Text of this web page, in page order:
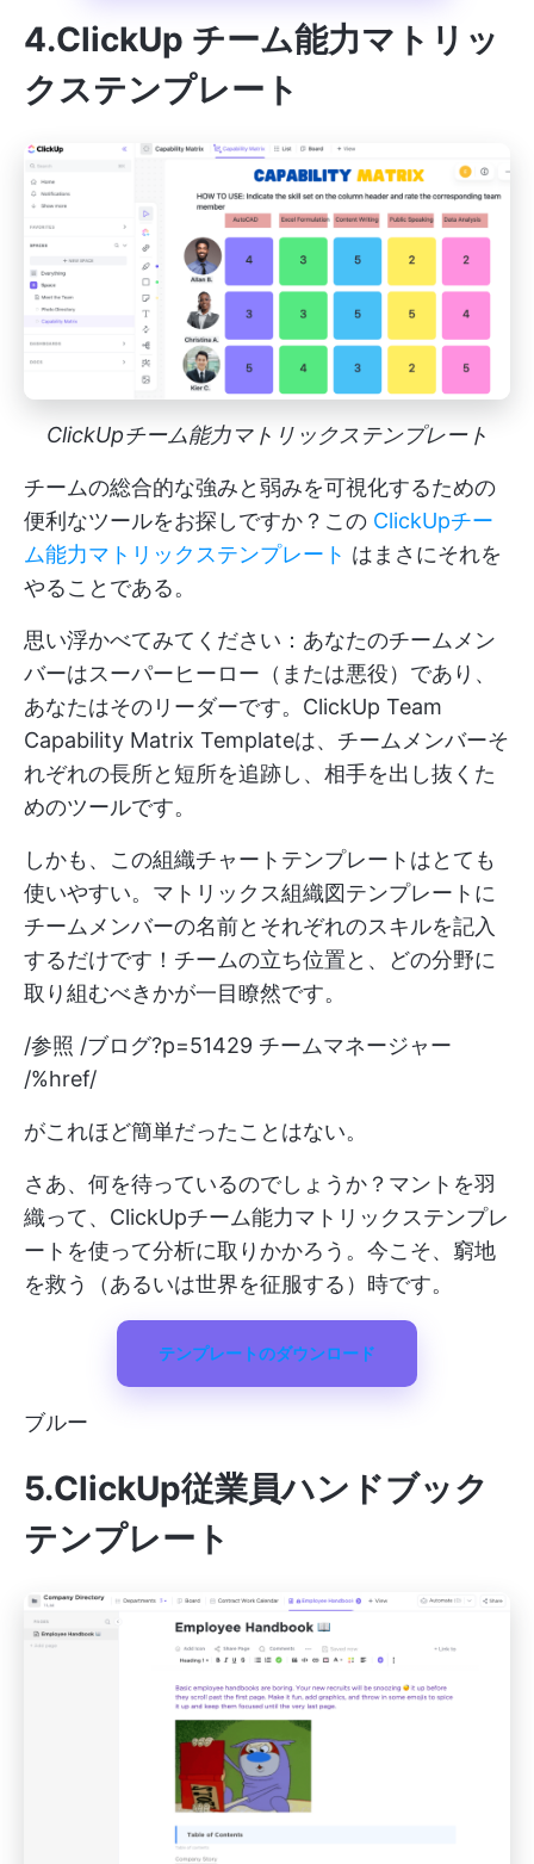
4.ClickUp チーム能力マトリッ
クステンプレート
ClickUpチーム能力マトリックステンプレート
チームの総合的な強みと弱みを可視化するための
便利なツールをお探しですか？この ClickUpチー
ム能力マトリックステンプレート はまさにそれを
やることである。
思い浮かべてみてください：あなたのチームメン
バーはスーパーヒーロー（または悪役）であり、
あなたはそのリーダーです。ClickUp Team
Capability Matrix Templateは、チームメンバーそ
れぞれの長所と短所を追跡し、相手を出し抜くた
めのツールです。
しかも、この組織チャートテンプレートはとても
使いやすい。マトリックス組織図テンプレートに
チームメンバーの名前とそれぞれのスキルを記入
するだけです！チームの立ち位置と、どの分野に
取り組むべきかが一目瞭然です。
/参照 /ブログ?p=51429 チームマネージャー
/%href/
がこれほど簡単だったことはない。
さあ、何を待っているのでしょうか？マントを羽
織って、ClickUpチーム能力マトリックステンプレ
ートを使って分析に取りかかろう。今こそ、窮地
を救う（あるいは世界を征服する）時です。
テンプレートのダウンロード
ブルー
5.ClickUp従業員ハンドブック
テンプレート